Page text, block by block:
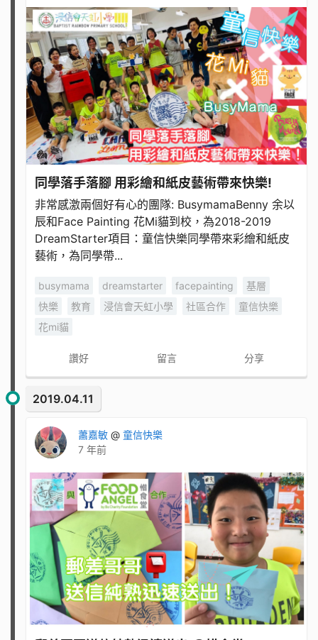
同學落手落腳 用彩繪和紙皮藝術帶來快樂!
非常感激兩個好有心的團隊: BusymamaBenny 余以
辰和Face Painting 花Mi貓到校，為2018-2019
DreamStarter項目：童信快樂同學帶來彩繪和紙皮
藝術，為同學帶...
busymama dreamstarter facepainting
基層
快樂
教育 浸信會天虹小學 社區合作
童信快樂
花mi貓
讚好 留言 分享
2019.04.11
蕭嘉敏 @ 童信快樂
7 年前